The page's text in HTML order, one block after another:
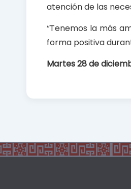
atención de las
“Tenemos la más
forma positiva
Martes 28 de